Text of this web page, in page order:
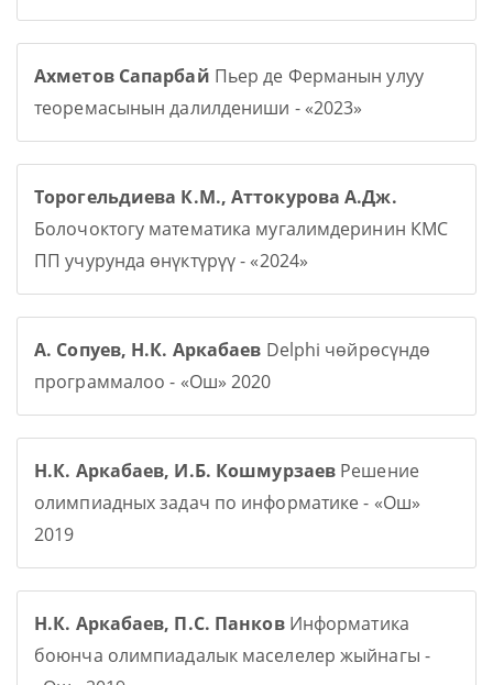
Ахметов Сапарбай Пьер де Ферманын улуу
теоремасынын далилдениши - «2023»
Торогельдиева К.М., Аттокурова А.Дж.
Болочоктогу математика мугалимдеринин КМС
ПП учурунда өнүктүрүү - «2024»
А. Сопуев, Н.К. Аркабаев Delphi чөйрөсүндө
программалоо - «Ош» 2020
Н.К. Аркабаев, И.Б. Кошмурзаев Решение
олимпиадных задач по информатике - «Ош»
2019
Н.К. Аркабаев, П.С. ПанковИнформатика
боюнча олимпиадалык маселелер жыйнагы -